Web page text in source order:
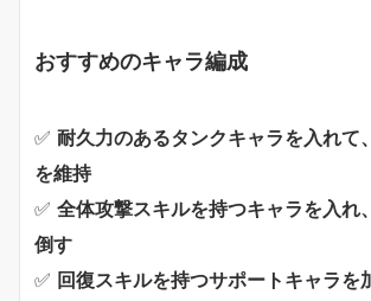
おすすめのキャラ編成
✅ 耐久力のあるタンクキャラを入れて
を維持
✅ 全体攻撃スキルを持つキャラを入れ
倒す
✅ 回復スキルを持つサポートキャラを